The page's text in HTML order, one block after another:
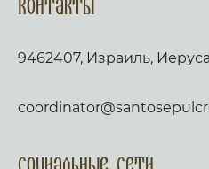
Контакты
9462407, Израиль,